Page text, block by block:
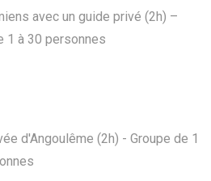
avec un guide privé (2h) –
1 à 30 personnes
d'Angoulême (2h) - Groupe de 1